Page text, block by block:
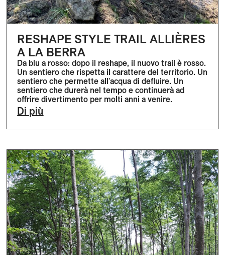
RESHAPE STYLE TRAIL ALLIÈRES
A LA BERRA
Da blu a rosso: dopo il reshape, il nuovo trail è rosso.
Un sentiero che rispetta il carattere del territorio. Un
sentiero che permette all'acqua di defluire. Un
sentiero che durerà nel tempo e continuerà ad
offrire divertimento per molti anni a venire.
Di più